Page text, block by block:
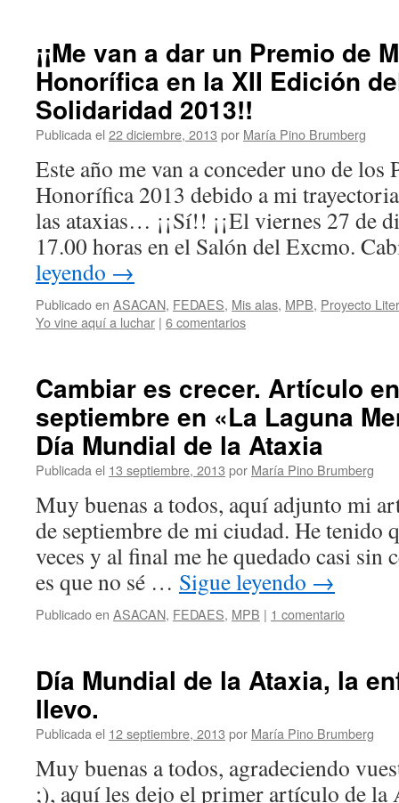
¡¡Me van a dar un Premio de
Honorífica en la XII Edición
Solidaridad 2013!!
Publicada el 22 diciembre, 2013 por María Pino Brumberg
Este año me van a conceder uno de
Honorífica 2013 debido a mi
las ataxias… ¡¡Sí!! ¡¡El viernes 27 de
17.00 horas en el Salón del Excmo.
leyendo →
Publicado en ASACAN, FEDAES, Mis alas, MPB, Proyecto
Yo vine aquí a luchar | 6 comentarios
Cambiar es crecer. Artículo
septiembre en «La Laguna
Día Mundial de la Ataxia
Publicada el 13 septiembre, 2013 por María Pino Brumberg
Muy buenas a todos, aquí adjunto mi
de septiembre de mi ciudad. He tenido
veces y al final me he quedado casi sin
es que no sé … Sigue leyendo →
Publicado en ASACAN, FEDAES, MPB | 1 comentario
Día Mundial de la Ataxia, la
llevo.
Publicada el 12 septiembre, 2013 por María Pino Brumberg
Muy buenas a todos, agradeciendo
;), aquí les dejo el primer artículo de la